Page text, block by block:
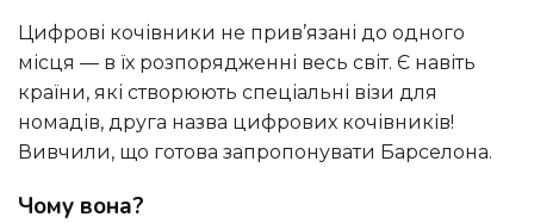
Цифрові кочівники не прив’язані до одного
місця — в їх розпорядженні весь світ. Є навіть
країни, які створюють спеціальні візи для
номадів, друга назва цифрових кочівників!
Вивчили, що готова запропонувати Барселона.
Чому вона?